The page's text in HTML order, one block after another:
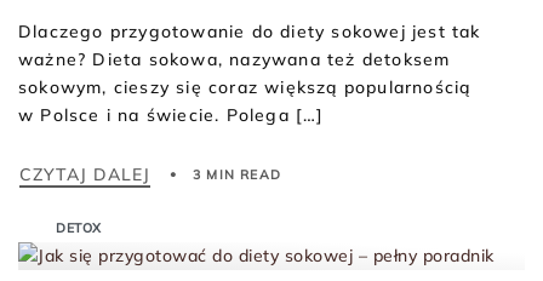
Dlaczego przygotowanie do diety sokowej jest tak
ważne? Dieta sokowa, nazywana też detoksem
sokowym, cieszy się coraz większą popularnością
w Polsce i na świecie. Polega […]
CZYTAJ DALEJ 3 MIN READ
DETOX